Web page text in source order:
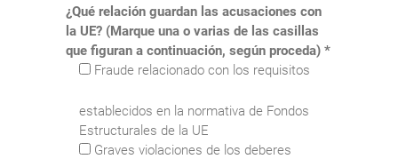
¿Qué relación guardan las acusaciones con
la UE? (Marque una o varias de las casillas
que figuran a continuación, según proceda) *
Fraude relacionado con los requisitos
establecidos en la normativa de Fondos
Estructurales de la UE
Graves violaciones de los deberes